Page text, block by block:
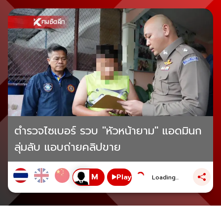
ตำรวจไซเบอร์ รวบ "หัวหน้ายาม" แอดมินก
ลุ่มลับ แอบถ่ายคลิปขาย
Play Loading...